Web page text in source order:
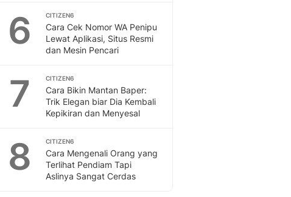
6 CITIZEN6
Cara Cek Nomor WA Penipu
Lewat Aplikasi, Situs Resmi
dan Mesin Pencari
7 CITIZEN6
Cara Bikin Mantan Baper:
Trik Elegan biar Dia Kembali
Kepikiran dan Menyesal
8 CITIZEN6
Cara Mengenali Orang yang
Terlihat Pendiam Tapi
Aslinya Sangat Cerdas